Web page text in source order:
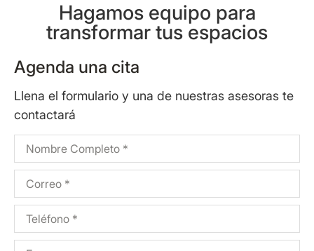
Hagamos equipo para
transformar tus espacios
Agenda una cita
Llena el formulario y una de nuestras asesoras te
contactará